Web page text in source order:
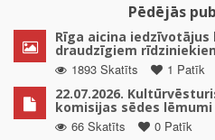
Pēdējās
Rīga aicina iedzīvotājus
draudzīgiem
1893 Skatīts
1 Patīk
22.07.2026.
komisijas sēdes lēmumi
66 Skatīts
0 Patīk